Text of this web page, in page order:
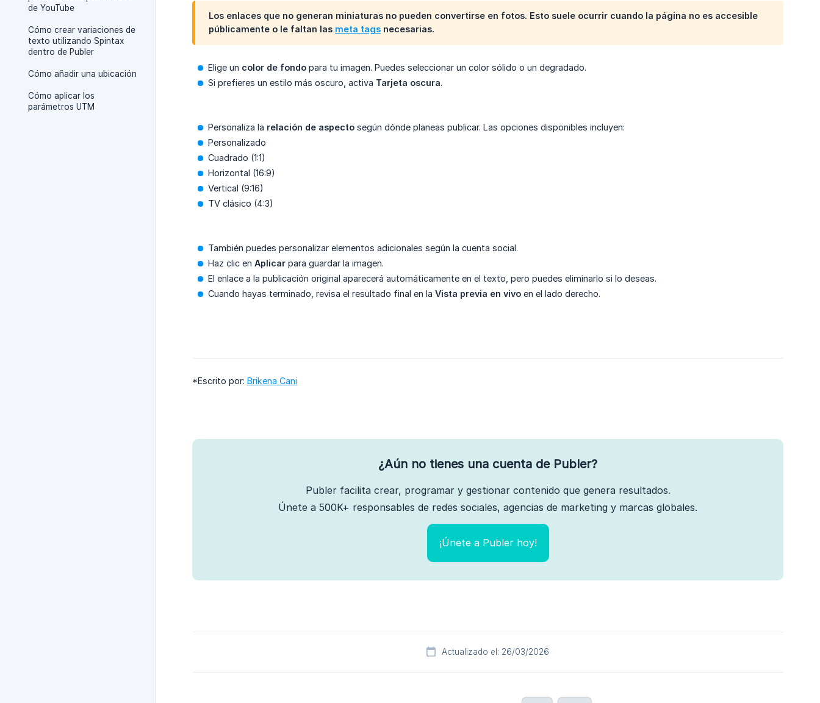
de YouTube
Cómo crear variaciones de
texto utilizando Spintax
dentro de Publer
Cómo añadir una ubicación
Cómo aplicar los
parámetros UTM
Los enlaces que no generan miniaturas no pueden convertirse en fotos. Esto suele ocurrir cuando la página no es accesible
públicamente o le faltan las meta tags necesarias.
Elige un color de fondo para tu imagen. Puedes seleccionar un color sólido o un degradado.
Si prefieres un estilo más oscuro, activa Tarjeta oscura.
Personaliza la relación de aspecto según dónde planeas publicar. Las opciones disponibles incluyen:
Personalizado
Cuadrado (1:1)
Horizontal (16:9)
Vertical (9:16)
TV clásico (4:3)
También puedes personalizar elementos adicionales según la cuenta social.
Haz clic en Aplicar para guardar la imagen.
El enlace a la publicación original aparecerá automáticamente en el texto, pero puedes eliminarlo si lo deseas.
Cuando hayas terminado, revisa el resultado final en la Vista previa en vivo en el lado derecho.
*Escrito por: Brikena Cani
¿Aún no tienes una cuenta de Publer?
Publer facilita crear, programar y gestionar contenido que genera resultados.
Únete a 500K+ responsables de redes sociales, agencias de marketing y marcas globales.
¡Únete a Publer hoy!
Actualizado el: 26/03/2026